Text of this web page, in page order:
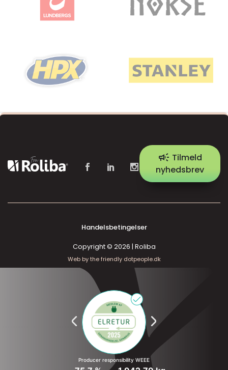
campaign Tilmeld
nyhedsbrev
Handelsbetingelser
Copyright © 2026 | Roliba
Web by the friendly dotpeople.dk